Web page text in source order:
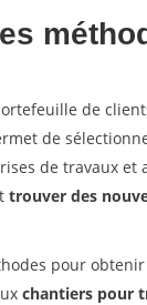
de
de
de travaux
trouver des
pour obtenir
chantiers pour